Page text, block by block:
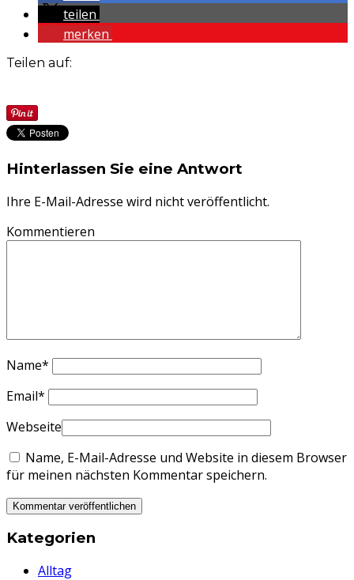
teilen
merken
Teilen auf:
Hinterlassen Sie eine Antwort
Ihre E-Mail-Adresse wird nicht veröffentlicht.
Kommentieren
Name*
Email*
Webseite
Name, E-Mail-Adresse und Website in diesem Browser
für meinen nächsten Kommentar speichern.
Kategorien
Alltag